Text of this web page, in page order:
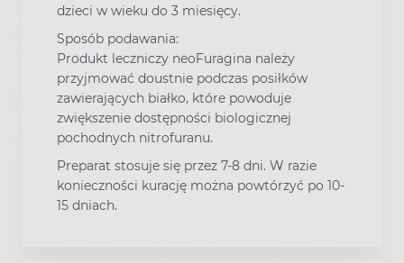
dzieci w wieku do 3 miesięcy.
Sposób podawania:
Produkt leczniczy neoFuragina należy
przyjmować doustnie podczas posiłków
zawierających białko, które powoduje
zwiększenie dostępności biologicznej
pochodnych nitrofuranu.
Preparat stosuje się przez 7-8 dni. W razie
konieczności kurację można powtórzyć po 10-
15 dniach.